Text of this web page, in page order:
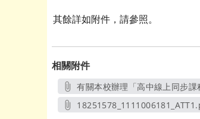
其餘詳如附件，請參照。
相關附件
有關本校辦理「高中線上同步